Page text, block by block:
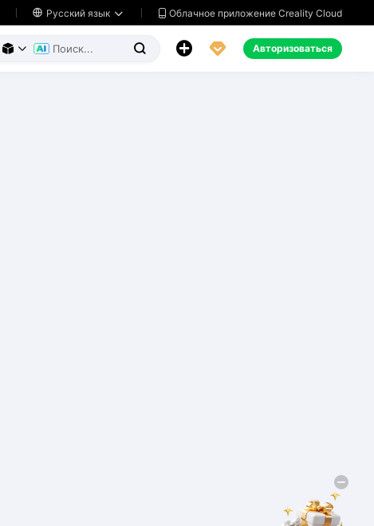
 Русский язык   Облачное приложение Creality Cloud
     Авторизоваться